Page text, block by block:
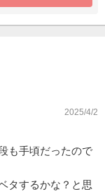
2025/4/2
も手頃だったので
タするかな？と思